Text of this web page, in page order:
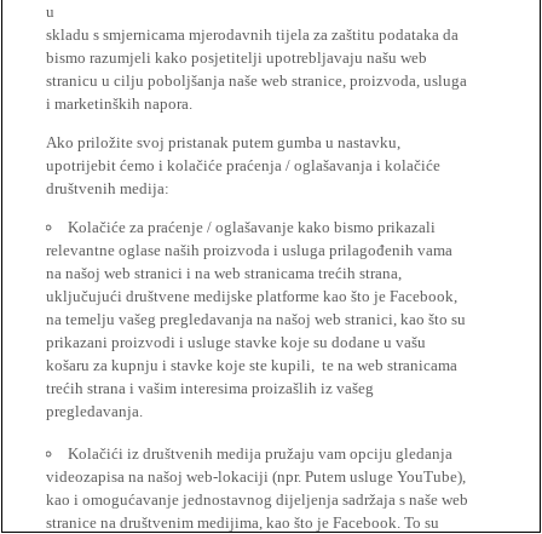
u
skladu s smjernicama mjerodavnih tijela za zaštitu podataka da
bismo razumjeli kako posjetitelji upotrebljavaju našu web
stranicu u cilju poboljšanja naše web stranice, proizvoda, usluga
i marketinških napora.
Ako priložite svoj pristanak putem gumba u nastavku,
upotrijebit ćemo i kolačiće praćenja / oglašavanja i kolačiće
društvenih medija:
Kolačiće za praćenje / oglašavanje kako bismo prikazali
relevantne oglase naših proizvoda i usluga prilagođenih vama
na našoj web stranici i na web stranicama trećih strana,
uključujući društvene medijske platforme kao što je Facebook,
na temelju vašeg pregledavanja na našoj web stranici, kao što su
prikazani proizvodi i usluge stavke koje su dodane u vašu
košaru za kupnju i stavke koje ste kupili, te na web stranicama
trećih strana i vašim interesima proizašlih iz vašeg
pregledavanja.
Kolačići iz društvenih medija pružaju vam opciju gledanja
videozapisa na našoj web-lokaciji (npr. Putem usluge YouTube),
kao i omogućavanje jednostavnog dijeljenja sadržaja s naše web
stranice na društvenim medijima, kao što je Facebook. To su